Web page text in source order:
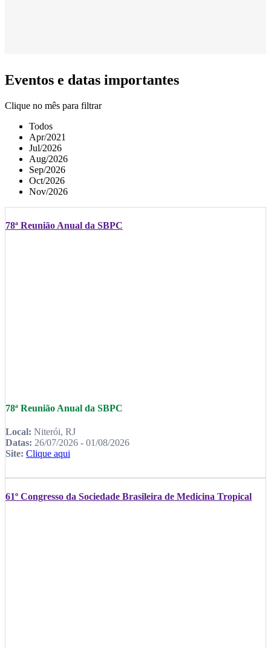
Eventos e datas importantes
Clique no mês para filtrar
Todos
Apr/2021
Jul/2026
Aug/2026
Sep/2026
Oct/2026
Nov/2026
78ª Reunião Anual da SBPC
78ª Reunião Anual da SBPC
Local: Niterói, RJ
Datas: 26/07/2026 - 01/08/2026
Site: Clique aqui
61º Congresso da Sociedade Brasileira de Medicina Tropical